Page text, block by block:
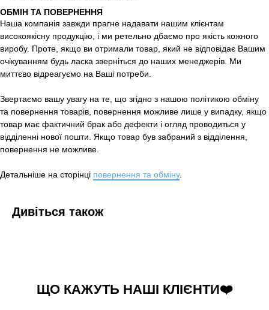
ОБМІН ТА ПОВЕРНЕННЯ
Наша компанія завжди прагне надавати нашим клієнтам
високоякісну продукцію, і ми ретельно дбаємо про якість кожного
виробу. Проте, якщо ви отримали товар, який не відповідає Вашим
очікуванням будь ласка зверніться до наших менеджерів. Ми
миттєво відреагуємо на Ваші потреби.
Звертаємо вашу увагу на те, що згідно з нашою політикою обміну
та повернення товарів, повернення можливе лише у випадку, якщо
товар має фактичний брак або дефекти і огляд проводиться у
відділенні нової пошти. Якщо товар був забраний з відділення,
повернення не можливе.
Детальніше на сторінці повернення та обміну.
Дивіться також
ЩО КАЖУТЬ НАШІ КЛІЄНТИ❤️